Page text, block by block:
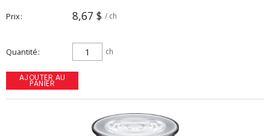
Prix 8,67 $ / ch
Quantité ch
AJOUTER AU
PANIER